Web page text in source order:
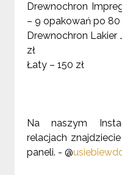
Drewnochron
– 9 opakowań po 80
Drewnochron
zł
Łaty – 150 zł
Na naszym
relacjach
paneli. - @